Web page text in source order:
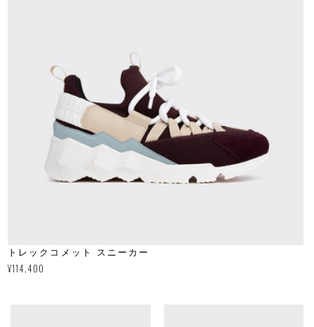
トレックコメット スニーカー
通
常
¥114,400